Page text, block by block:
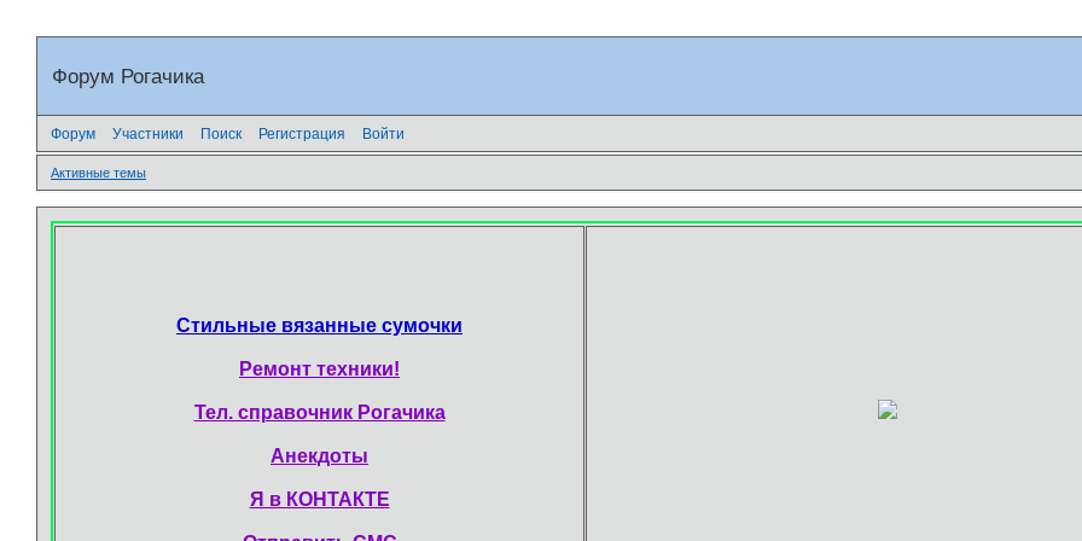
Форум Рогачика
Форум Участники Поиск Регистрация Войти
Активные темы
Стильные вязанные сумочки
Ремонт техники!
Тел. справочник Рогачика
Анекдоты
Я в КОНТАКТЕ